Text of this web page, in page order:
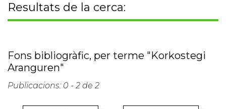
Resultats de la cerca:
Fons bibliogràfic, per terme "Korkostegi
Aranguren"
Publicacions: 0 - 2 de 2